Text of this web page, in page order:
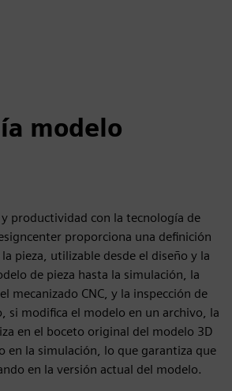
modelo
productividad con la tecnología de
proporciona una definición
pieza, utilizable desde el diseño y la
de pieza hasta la simulación, la
mecanizado CNC, y la inspección de
si modifica el modelo en un archivo, la
en el boceto original del modelo 3D
en la simulación, lo que garantiza que
en la versión actual del modelo.